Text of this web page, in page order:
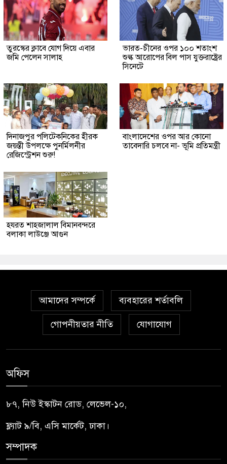
তুরস্কের ক্লাবে যোগ দিয়ে এবার
জমি পেলেন সালাহ
ভারত-চীনের ওপর ১০০ শতাংশ
শুল্ক আরোপের বিল পাস যুক্তরাষ্ট্রের
সিনেটে
দিনাজপুর পলিটেকনিকের হীরক
জয়ন্তী উপলক্ষে পুনর্মিলনীর
রেজিস্ট্রেশন শুরু!
বাংলাদেশের ওপর আর কোনো
তাবেদারি চলবে না- ভূমি প্রতিমন্ত্রী
হযরত শাহজালাল বিমানবন্দরে
বলাকা লাউঞ্জে আগুন
আমাদের সম্পর্কে ব্যবহারের শর্তাবলি
গোপনীয়তার নীতি যোগাযোগ
অফিস
৮৭, নিউ ইস্কাটন রোড, লেভেল-১০,
ফ্ল্যাট ৯/বি, এসি মার্কেট, ঢাকা।
সম্পাদক